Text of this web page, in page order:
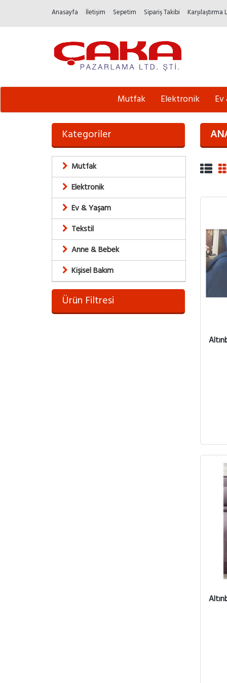
Anasayfa İletişim Sepetim Sipariş Takibi Karşılaştırma
Mutfak Elektronik
Kategoriler
Mutfak
Elektronik
Ev & Yaşam
Tekstil
Anne & Bebek
Kişisel Bakım
Ürün Filtresi